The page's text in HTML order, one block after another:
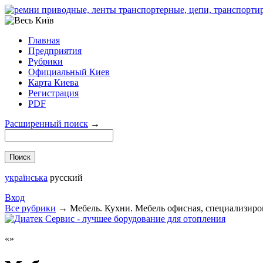
Главная
Предприятия
Рубрики
Официальный Киев
Карта Киева
Регистрация
PDF
Расширенный поиск →
українська русский
Вход
Все рубрики → Мебель. Кухни. Мебель офисная,